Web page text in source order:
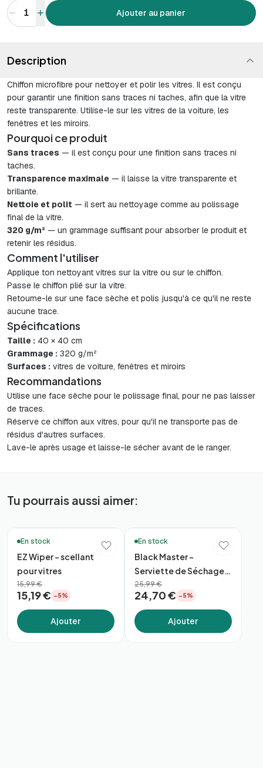
1 Ajouter au panier
Description
Chiffon microfibre pour nettoyer et polir les vitres. Il est conçu
pour garantir une finition sans traces ni taches, afin que la vitre
reste transparente. Utilise-le sur les vitres de la voiture, les
fenêtres et les miroirs.
Pourquoi ce produit
Sans traces — il est conçu pour une finition sans traces ni
taches.
Transparence maximale — il laisse la vitre transparente et
brillante.
Nettoie et polit — il sert au nettoyage comme au polissage
final de la vitre.
320 g/m² — un grammage suffisant pour absorber le produit et
retenir les résidus.
Comment l'utiliser
Applique ton nettoyant vitres sur la vitre ou sur le chiffon.
Passe le chiffon plié sur la vitre.
Retourne-le sur une face sèche et polis jusqu'à ce qu'il ne reste
aucune trace.
Spécifications
Taille : 40 × 40 cm
Grammage : 320 g/m²
Surfaces : vitres de voiture, fenêtres et miroirs
Recommandations
Utilise une face sèche pour le polissage final, pour ne pas laisser
de traces.
Réserve ce chiffon aux vitres, pour qu'il ne transporte pas de
résidus d'autres surfaces.
Lave-le après usage et laisse-le sécher avant de le ranger.
Tu pourrais aussi aimer:
En stock
EZ Wiper - scellant
pour vitres
15,99 €
15,19 € −5%
Ajouter
En stock
Black Master –
Serviette de Séchage
Premium 60×90
(1600gsm)
25,99 €
24,70 € −5%
Ajouter